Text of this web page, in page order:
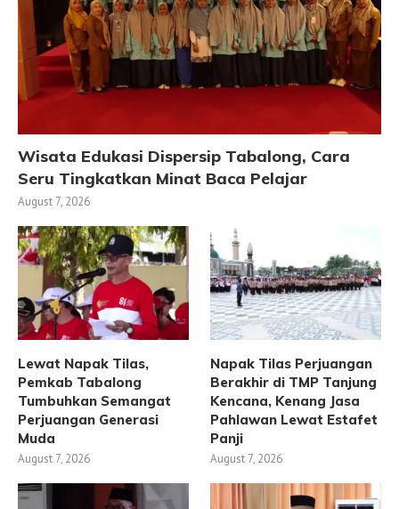
Wisata Edukasi Dispersip Tabalong, Cara
Seru Tingkatkan Minat Baca Pelajar
August 7, 2026
Lewat Napak Tilas,
Pemkab Tabalong
Tumbuhkan Semangat
Perjuangan Generasi
Muda
August 7, 2026
Napak Tilas Perjuangan
Berakhir di TMP Tanjung
Kencana, Kenang Jasa
Pahlawan Lewat Estafet
Panji
August 7, 2026